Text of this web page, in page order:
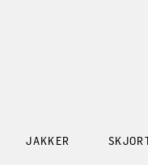
JAKKER